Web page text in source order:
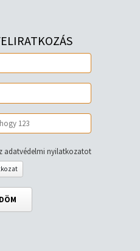
adatvédelmi nyilatkozatot